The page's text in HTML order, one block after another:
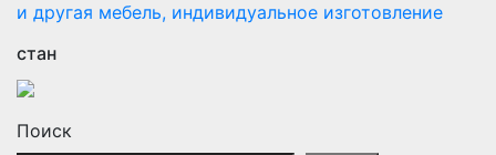
и другая мебель, индивидуальное изготовление
стан
Поиск